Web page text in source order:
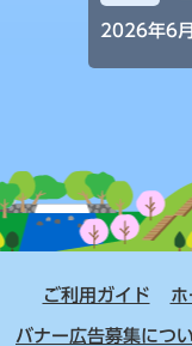
2026年6
ご利用ガイド
バナー広告募集につ